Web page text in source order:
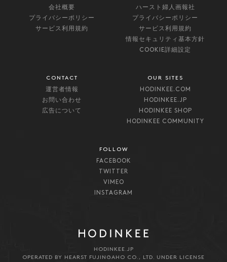
会社概要
プライバシーポリシー
サービス利用規約
ハースト婦人画報社
プライバシーポリシー
サービス利用規約
情報セキュリティ基本方針
COOKIE詳細設定
CONTACT
運営者情報
お問い合わせ
広告について
OUR SITES
HODINKEE.COM
HODINKEE.JP
HODINKEE SHOP
HODINKEE COMMUNITY
FOLLOW
FACEBOOK
TWITTER
VIMEO
INSTAGRAM
HODINKEE.JP
OPERATED BY HEARST FUJINGAHO CO., LTD. UNDER LICENSE